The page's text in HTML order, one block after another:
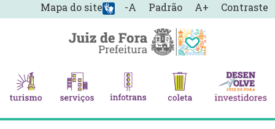
-A Padrão A+ Contraste
Mapa do site